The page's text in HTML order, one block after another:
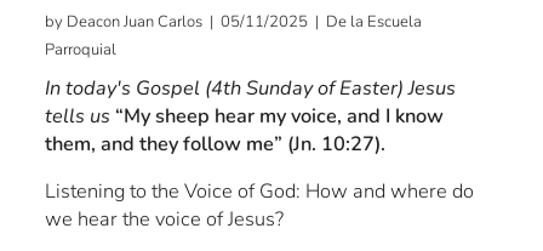
by Deacon Juan Carlos | 05/11/2025 | De la Escuela
Parroquial
In today's Gospel (4th Sunday of Easter) Jesus
tells us “My sheep hear my voice, and I know
them, and they follow me” (Jn. 10:27).
Listening to the Voice of God: How and where do
we hear the voice of Jesus?